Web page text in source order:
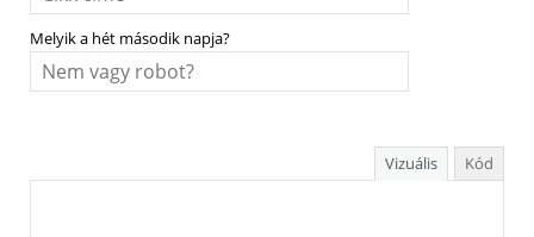
Melyik a hét második napja?
Vizuális Kód